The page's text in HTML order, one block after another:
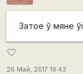
Затое ў мяне
favorite_border
26 Май, 2017 19:43